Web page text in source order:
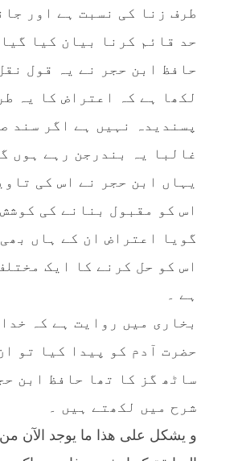
طرف زنا کی نسبت ہے اور
حد قائم کرنا بیان کیا
حافظ ابن حجر نے یہ قول
لکھا ہے کہ اعتراض کا یہ
پسندیدہ نہیں ہے اگر سند
غالبا یہ بندرجن رہے ہوں
یہاں ابن حجر نے اس کی
اس کو مقبول بنانے کی
گویا اعتراض ان کے ہاں
اس کو حل کرنے کا ایک
ہے ۔
بخاری میں روایت ہے کہ
حضرت آدم کو پیدا کیا تو
ساٹھ گز کا تھا حافظ ابن
شرح میں لکھتے ہیں ۔
و يشكل على هذا ما يوجد الآن من